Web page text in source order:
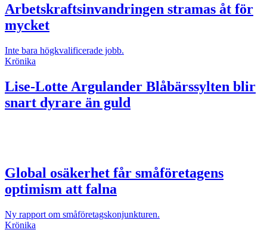
Arbetskraftsinvandringen stramas åt för
mycket
Inte bara högkvalificerade jobb.
Krönika
Lise-Lotte Argulander Blåbärssylten blir
snart dyrare än guld
Global osäkerhet får småföretagens
optimism att falna
Ny rapport om småföretagskonjunkturen.
Krönika